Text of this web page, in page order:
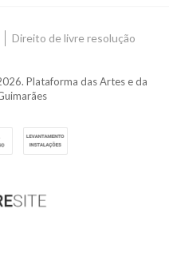
Direito de livre resolução
Plataforma das Artes e da